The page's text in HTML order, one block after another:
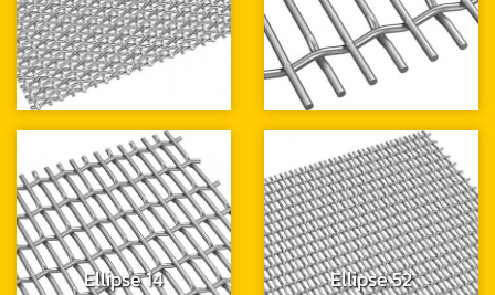
Ellipse 14 Ellipse 52